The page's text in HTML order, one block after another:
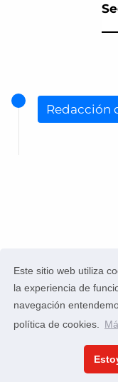
Este sitio web utiliza
la experiencia de
navegación
política de cookies.
Redacción
Este portal usa la